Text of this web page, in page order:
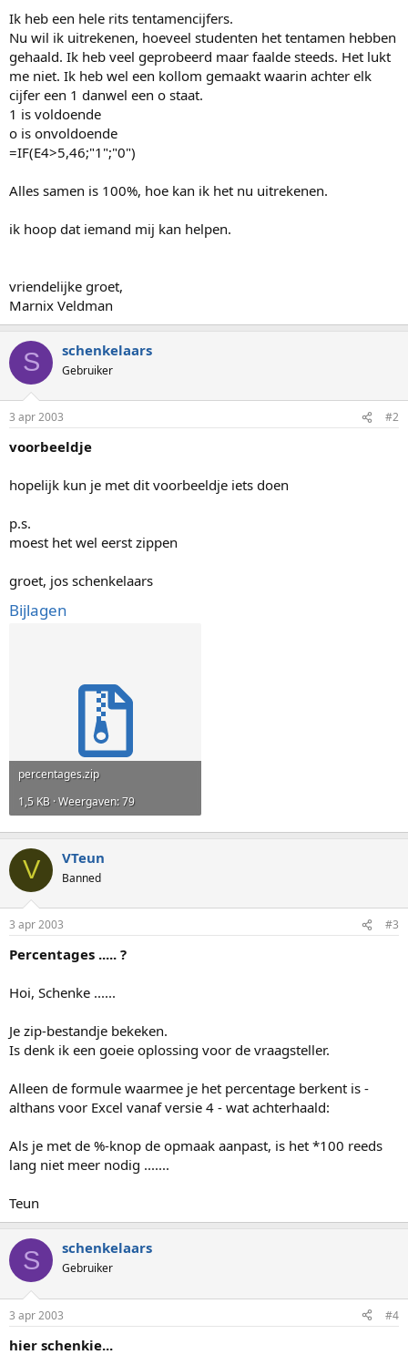
t
e
r
Ik heb een hele rits tentamencijfers.
Nu wil ik uitrekenen, hoeveel studenten het tentamen hebben
gehaald. Ik heb veel geprobeerd maar faalde steeds. Het lukt
me niet. Ik heb wel een kollom gemaakt waarin achter elk
cijfer een 1 danwel een o staat.
1 is voldoende
o is onvoldoende
=IF(E4>5,46;"1";"0")
Alles samen is 100%, hoe kan ik het nu uitrekenen.
ik hoop dat iemand mij kan helpen.
vriendelijke groet,
Marnix Veldman
S schenkelaars
Gebruiker
3 apr 2003 #2
voorbeeldje
hopelijk kun je met dit voorbeeldje iets doen
p.s.
moest het wel eerst zippen
groet, jos schenkelaars
Bijlagen
percentages.zip
1,5 KB · Weergaven: 79
V VTeun
Banned
3 apr 2003 #3
Percentages ..... ?
Hoi, Schenke ......
Je zip-bestandje bekeken.
Is denk ik een goeie oplossing voor de vraagsteller.
Alleen de formule waarmee je het percentage berkent is -
althans voor Excel vanaf versie 4 - wat achterhaald:
Als je met de %-knop de opmaak aanpast, is het *100 reeds
lang niet meer nodig .......
Teun
S schenkelaars
Gebruiker
3 apr 2003 #4
hier schenkie...